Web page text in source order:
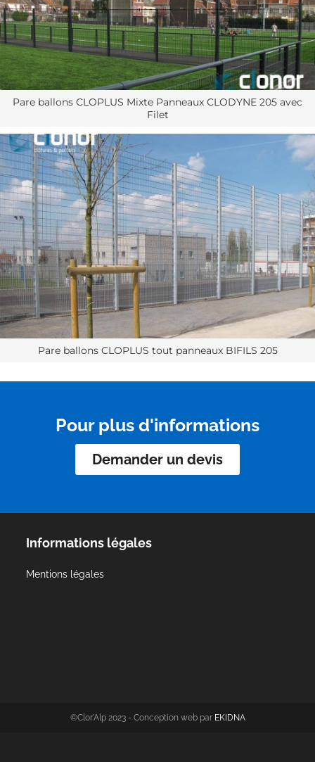
Pare ballons CLOPLUS Mixte Panneaux CLODYNE 205 avec
Filet
Pare ballons CLOPLUS tout panneaux BIFILS 205
Pour plus d'informations
Demander un devis
Informations légales
Mentions légales
©Clor'Alp 2023 - Conception web par EKIDNA